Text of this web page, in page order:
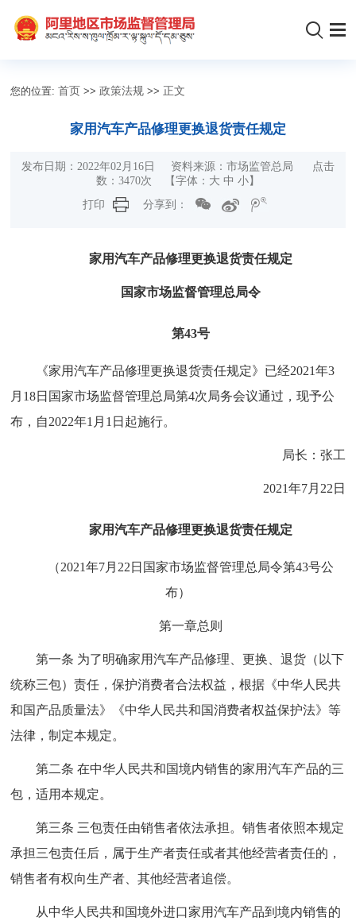
您的位置:首页 >>政策法规 >> 正文
家用汽车产品修理更换退货责任规定
发布日期：2022年02月16日 资料来源：市场监管总局 点击
数： 3470次 【字体： 大 中 小】
打印
分享到：
家用汽车产品修理更换退货责任规定
国家市场监督管理总局令
第43号
《家用汽车产品修理更换退货责任规定》已经2021年3
月18日国家市场监督管理总局第4次局务会议通过，现予公
布，自2022年1月1日起施行。
局长：张工
2021年7月22日
家用汽车产品修理更换退货责任规定
（2021年7月22日国家市场监督管理总局令第43号公
布）
第一章总则
第一条 为了明确家用汽车产品修理、更换、退货（以下
统称三包）责任，保护消费者合法权益，根据《中华人民共
和国产品质量法》《中华人民共和国消费者权益保护法》等
法律，制定本规定。
第二条 在中华人民共和国境内销售的家用汽车产品的三
包，适用本规定。
第三条 三包责任由销售者依法承担。销售者依照本规定
承担三包责任后，属于生产者责任或者其他经营者责任的，
销售者有权向生产者、其他经营者追偿。
从中华人民共和国境外进口家用汽车产品到境内销售的